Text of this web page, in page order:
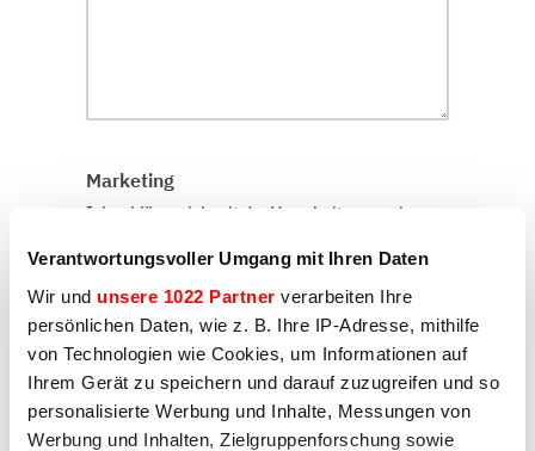
Verantwortungsvoller Umgang mit Ihren Daten
Wir und unsere 1022 Partner verarbeiten Ihre
persönlichen Daten, wie z. B. Ihre IP-Adresse, mithilfe
von Technologien wie Cookies, um Informationen auf
Ihrem Gerät zu speichern und darauf zuzugreifen und so
personalisierte Werbung und Inhalte, Messungen von
Werbung und Inhalten, Zielgruppenforschung sowie
Marketing
Ich erkläre mich mit der Verarbeitung meiner
Zweck der Zusendung von Mitteilungen zu
und E) der Datenschutzerklärung angegeben
Ja
Nein